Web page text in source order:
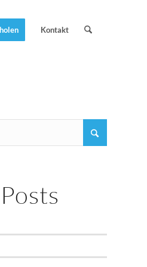
Kontakt